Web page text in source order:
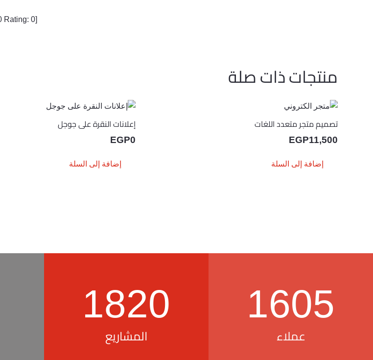
[votes:
Rating: 0
منتجات ذات صلة
تصميم متجر متعدد اللغات
EGP11,500
إضافة إلى السلة
إعلانات النقرة على جوجل
EGP0
إضافة إلى السلة
1605
عملاء
1820
المشاريع